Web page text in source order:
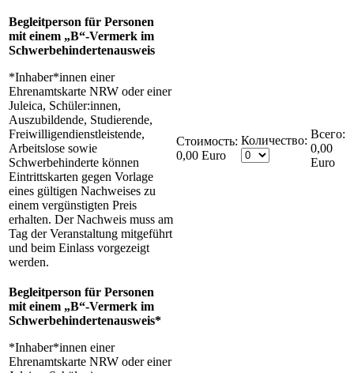
Begleitperson für Personen
mit einem „B“-Vermerk im
Schwerbehindertenausweis
*Inhaber*innen einer
Ehrenamtskarte NRW oder einer
Juleica, Schüler:innen,
Auszubildende, Studierende,
Freiwilligendienstleistende,
Arbeitslose sowie
Schwerbehinderte können
Eintrittskarten gegen Vorlage
eines gültigen Nachweises zu
einem vergünstigten Preis
erhalten. Der Nachweis muss am
Tag der Veranstaltung mitgeführt
und beim Einlass vorgezeigt
werden.
Стоимость:
0,00 Euro
Количество:
0,00
Euro
Begleitperson für Personen
mit einem „B“-Vermerk im
Schwerbehindertenausweis*
*Inhaber*innen einer
Ehrenamtskarte NRW oder einer